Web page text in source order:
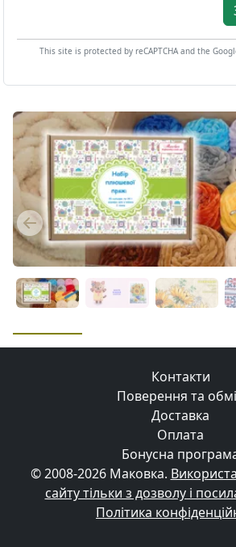
This site is protected by reCAPTCHA and the
Previous
Контакти
Поверення та
Доставка
Оплата
Бонусна
© 2008-2026 Маковка.
сайту тільки з дозволу і
Політика